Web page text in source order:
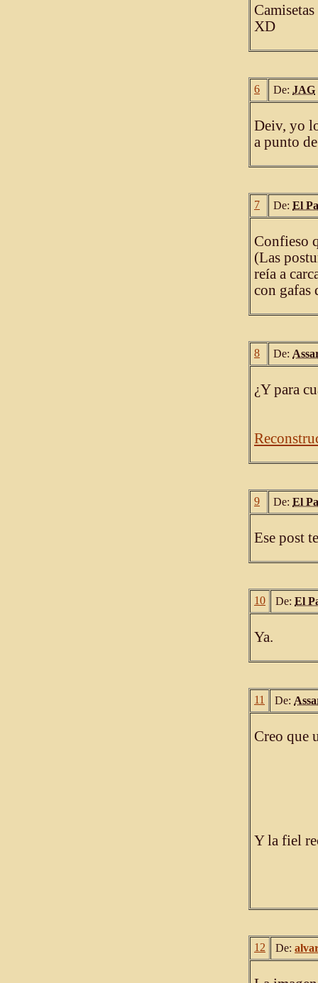
XD
6 De: JAG
Deiv, yo
a punto
7 De: El
Confieso
(Las
reía a
con gafas
8 De:
¿Y para
9 De: El
Ese post
10 De: El
Ya.
11 De:
Creo que
Y la fiel
12 De: